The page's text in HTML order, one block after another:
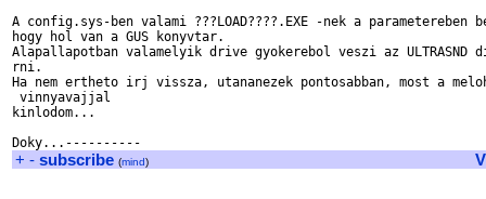
A config.sys-ben valami ???LOAD????.EXE -nek a
hogy hol van a GUS konyvtar.
Alapallapotban valamelyik drive gyokerebol veszi az
rni.
Ha nem ertheto irj vissza, utananezek pontosabban, most a
vinnyavajjal
kinlodom...
+ - subscribe (mind)